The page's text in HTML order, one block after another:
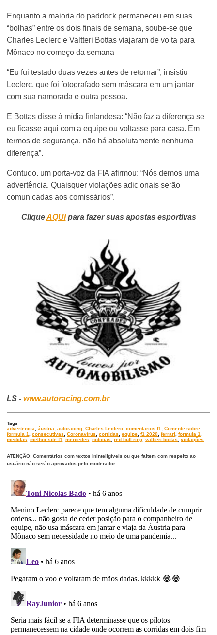
Enquanto a maioria do paddock permaneceu em suas
“bolhas” entre os dois finais de semana, soube-se que
Charles Leclerc e Valtteri Bottas viajaram de volta para
Mônaco no começo da semana
“Eu fui testado duas vezes antes de retornar”, insistiu
Leclerc, que foi fotografado sem máscara em um jantar
com sua namorada e outra pessoa.
E Bottas disse à mídia finlandesa: “Não fazia diferença se
eu ficasse aqui com a equipe ou voltasse para casa. Em
termos de segurança, não há absolutamente nenhuma
diferença”.
Contudo, um porta-voz da FIA afirmou: “Nós demos uma
advertência. Quaisquer violações adicionais serão
comunicadas aos comissários”.
CliqueAQUIpara fazer suas apostas esportivas
LS -www.autoracing.com.br
Tags
advertencia
,áustria ,autoracing ,Charles Leclerc ,comentarios f1 ,Comente sobre
formula 1
,consecutivas ,Coronavírus ,corridas ,equipe ,f1 2020 ,ferrari ,formula 1
medidas
,melhor site f1 ,mercedes ,noticias ,red bull ring ,valtteri bottas ,violações
ATENÇÃO: Comentários com textos ininteligíveis ou que faltem com respeito ao
usuário não serão aprovados pelo moderador.